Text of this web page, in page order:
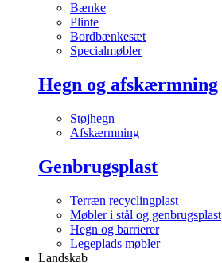
Bænke
Plinte
Bordbænkesæt
Specialmøbler
Hegn og afskærmning
Støjhegn
Afskærmning
Genbrugsplast
Terræn recyclingplast
Møbler i stål og genbrugsplast
Hegn og barrierer
Legeplads møbler
Landskab